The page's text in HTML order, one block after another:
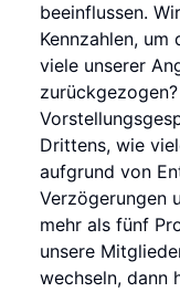
beeinflussen.
Kennzahlen,
viele unserer
Drittens, wie
aufgrund von
Verzögerungen
mehr als fünf
unsere
wechseln, dann